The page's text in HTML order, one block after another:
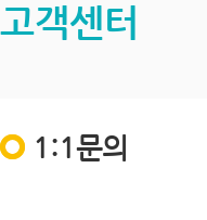
고객센터
1:1문의